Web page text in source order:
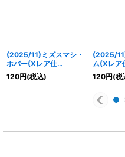
(2025/11)ミズスマシ・
ホバー(Xレア仕
様/LM2025収録)【C】
{BS71-025}《緑》
120円(税込)
(2025/
ム(Xレ
収録)【C
《緑》
120円(税